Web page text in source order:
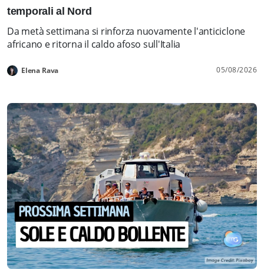
temporali al Nord
Da metà settimana si rinforza nuovamente l'anticiclone
africano e ritorna il caldo afoso sull'Italia
Elena Rava 05/08/2026